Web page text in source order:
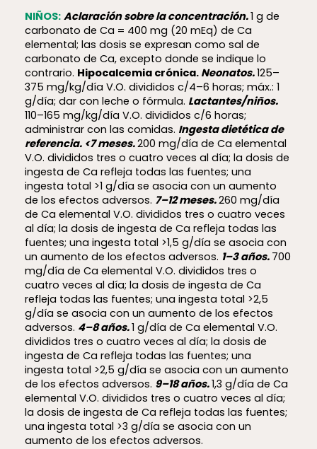
NIÑOS: Aclaración sobre la concentración.1 g de
carbonato de Ca = 400 mg (20 mEq) de Ca
elemental; las dosis se expresan como sal de
carbonato de Ca, excepto donde se indique lo
contrario. Hipocalcemia crónica. Neonatos.125–
375 mg/kg/día V.O. divididos c/4–6 horas; máx.: 1
g/día; dar con leche o fórmula. Lactantes/niños.
110–165 mg/kg/día V.O. divididos c/6 horas;
administrar con las comidas. Ingesta dietética de
referencia. <7 meses.200 mg/día de Ca elemental
V.O. divididos tres o cuatro veces al día; la dosis de
ingesta de Ca refleja todas las fuentes; una
ingesta total >1 g/día se asocia con un aumento
de los efectos adversos. 7–12 meses.260 mg/día
de Ca elemental V.O. divididos tres o cuatro veces
al día; la dosis de ingesta de Ca refleja todas las
fuentes; una ingesta total >1,5 g/día se asocia con
un aumento de los efectos adversos. 1–3 años. 700
mg/día de Ca elemental V.O. divididos tres o
cuatro veces al día; la dosis de ingesta de Ca
refleja todas las fuentes; una ingesta total >2,5
g/día se asocia con un aumento de los efectos
adversos. 4–8 años.1 g/día de Ca elemental V.O.
divididos tres o cuatro veces al día; la dosis de
ingesta de Ca refleja todas las fuentes; una
ingesta total >2,5 g/día se asocia con un aumento
de los efectos adversos. 9–18 años.1,3 g/día de Ca
elemental V.O. divididos tres o cuatro veces al día;
la dosis de ingesta de Ca refleja todas las fuentes;
una ingesta total >3 g/día se asocia con un
aumento de los efectos adversos.